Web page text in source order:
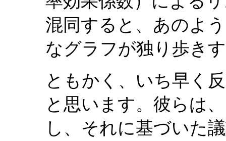
混同すると、あのよ
なグラフが独り歩き
ともかく、いち早く
と思います。彼らは
し、それに基づいた